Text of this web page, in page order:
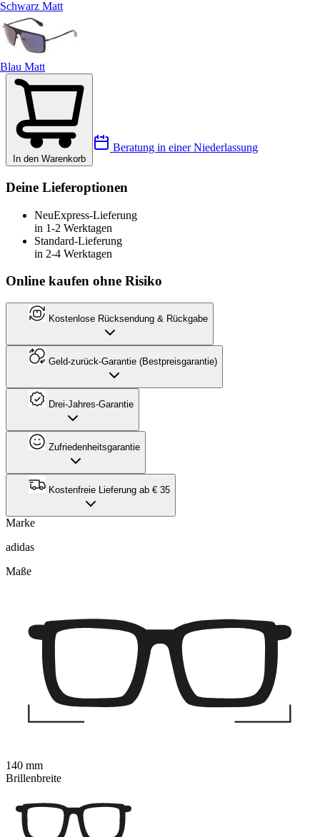
Schwarz Matt
Blau Matt
In den Warenkorb
Beratung in einer Niederlassung
Deine Lieferoptionen
NeuExpress-Lieferung
in 1-2 Werktagen
Standard-Lieferung
in 2-4 Werktagen
Online kaufen ohne Risiko
Kostenlose Rücksendung & Rückgabe
Geld-zurück-Garantie (Bestpreisgarantie)
Drei-Jahres-Garantie
Zufriedenheitsgarantie
Kostenfreie Lieferung ab € 35
Marke
adidas
Maße
140 mm
Brillenbreite